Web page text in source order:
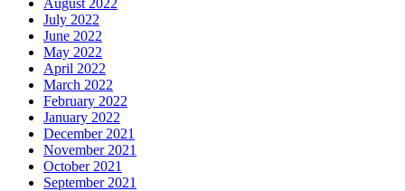
August 2022
July 2022
June 2022
May 2022
April 2022
March 2022
February 2022
January 2022
December 2021
November 2021
October 2021
September 2021